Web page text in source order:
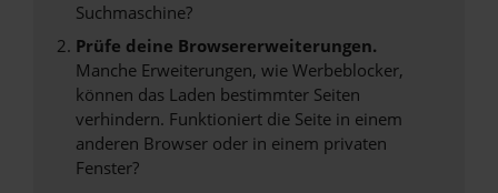
Suchmaschine?
Prüfe deine Browsererweiterungen.
Manche Erweiterungen, wie Werbeblocker,
können das Laden bestimmter Seiten
verhindern. Funktioniert die Seite in einem
anderen Browser oder in einem privaten
Fenster?